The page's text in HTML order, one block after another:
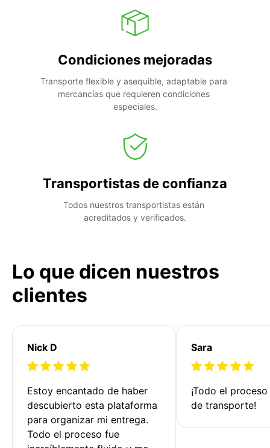
Condiciones mejoradas
Transporte flexible y asequible, adaptable para
mercancías que requieren condiciones
especiales.
Transportistas de confianza
Todos nuestros transportistas están
acreditados y verificados.
Lo que dicen nuestros
clientes
Nick D
Estoy encantado de haber
descubierto esta plataforma
para organizar mi entrega.
Todo el proceso fue
Sara
¡Todo el
de transporte!